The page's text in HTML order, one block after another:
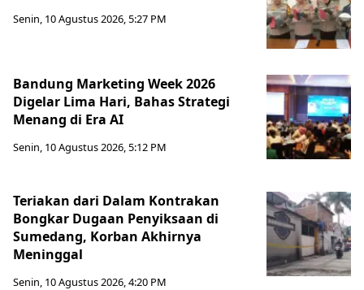
Senin, 10 Agustus 2026, 5:27 PM
Bandung Marketing Week 2026
Digelar Lima Hari, Bahas Strategi
Menang di Era AI
Senin, 10 Agustus 2026, 5:12 PM
Teriakan dari Dalam Kontrakan
Bongkar Dugaan Penyiksaan di
Sumedang, Korban Akhirnya
Meninggal
Senin, 10 Agustus 2026, 4:20 PM